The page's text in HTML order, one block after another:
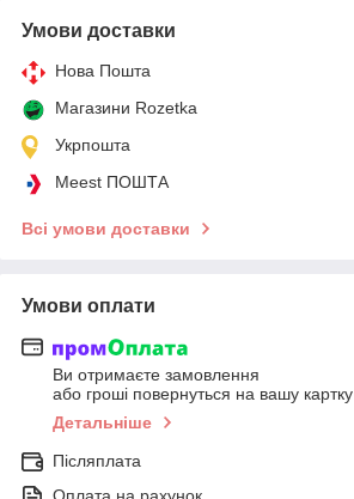
Умови доставки
Нова Пошта
Магазини Rozetka
Укрпошта
Meest ПОШТА
Всі умови доставки
Умови оплати
Ви отримаєте замовлення
або гроші повернуться на вашу картку
Детальніше
Післяплата